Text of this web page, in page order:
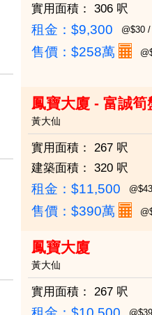
實用面積： 306 呎
租金：$9,300 @$30 /
售價： $258萬
鳳寶大廈 - 富誠筍
黃大仙
實用面積：
267 呎
建築面積：
320 呎
租金：$11,500
售價： $390萬
鳳寶大廈
黃大仙
實用面積： 267 呎